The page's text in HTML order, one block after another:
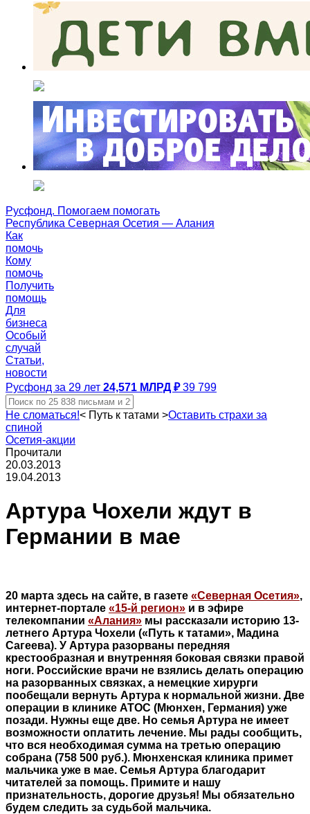
Русфонд. Помогаем помогать
Республика Северная Осетия — Алания
Как
помочь
Кому
помочь
Получить
помощь
Для
бизнеса
Особый
случай
Статьи,
новости
Русфонд за 29 лет 24,571 МЛРД ₽ 39 799
Не сломаться!< Путь к татами >Оставить страхи за
спиной
Осетия-акции
Прочитали
20.03.2013
19.04.2013
Артура Чохели ждут в
Германии в мае
20 марта здесь на сайте, в газете «Северная Осетия»,
интернет-портале «15-й регион» и в эфире
телекомпании «Алания» мы рассказали историю 13-
летнего Артура Чохели («Путь к татами», Мадина
Сагеева). У Артура разорваны передняя
крестообразная и внутренняя боковая связки правой
ноги. Российские врачи не взялись делать операцию
на разорванных связках, а немецкие хирурги
пообещали вернуть Артура к нормальной жизни. Две
операции в клинике АТОС (Мюнхен, Германия) уже
позади. Нужны еще две. Но семья Артура не имеет
возможности оплатить лечение. Мы рады сообщить,
что вся необходимая сумма на третью операцию
собрана (758 500 руб.). Мюнхенская клиника примет
мальчика уже в мае. Семья Артура благодарит
читателей за помощь. Примите и нашу
признательность, дорогие друзья! Мы обязательно
будем следить за судьбой мальчика.